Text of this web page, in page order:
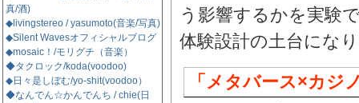
う影響するかを実験
体験設計の土台にな
「メタバース×カジ
真/酒)
◆livingstereo / yasumoto(音楽/写真)
◆Silent Wavesオフィシャルブログ
◆mosaic！/モリグチ（音楽）
◆タクロック/koda(voodoo)
◆日々是しぼむ/yo-shit(voodoo）
◆なんでん☆かんでんち / chie(日